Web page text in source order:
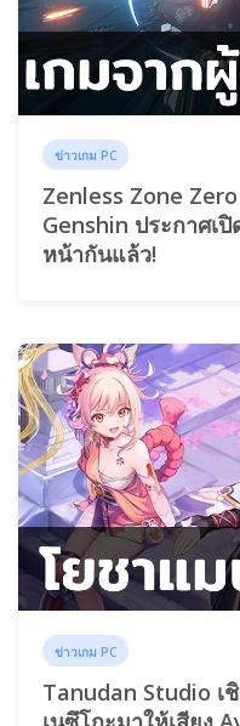
ข่าวเกม PC
Zenless Zone
Genshin ประกาศเ
หน้ากันแล้ว!
ข่าวเกม PC
Tanudan Studio เ